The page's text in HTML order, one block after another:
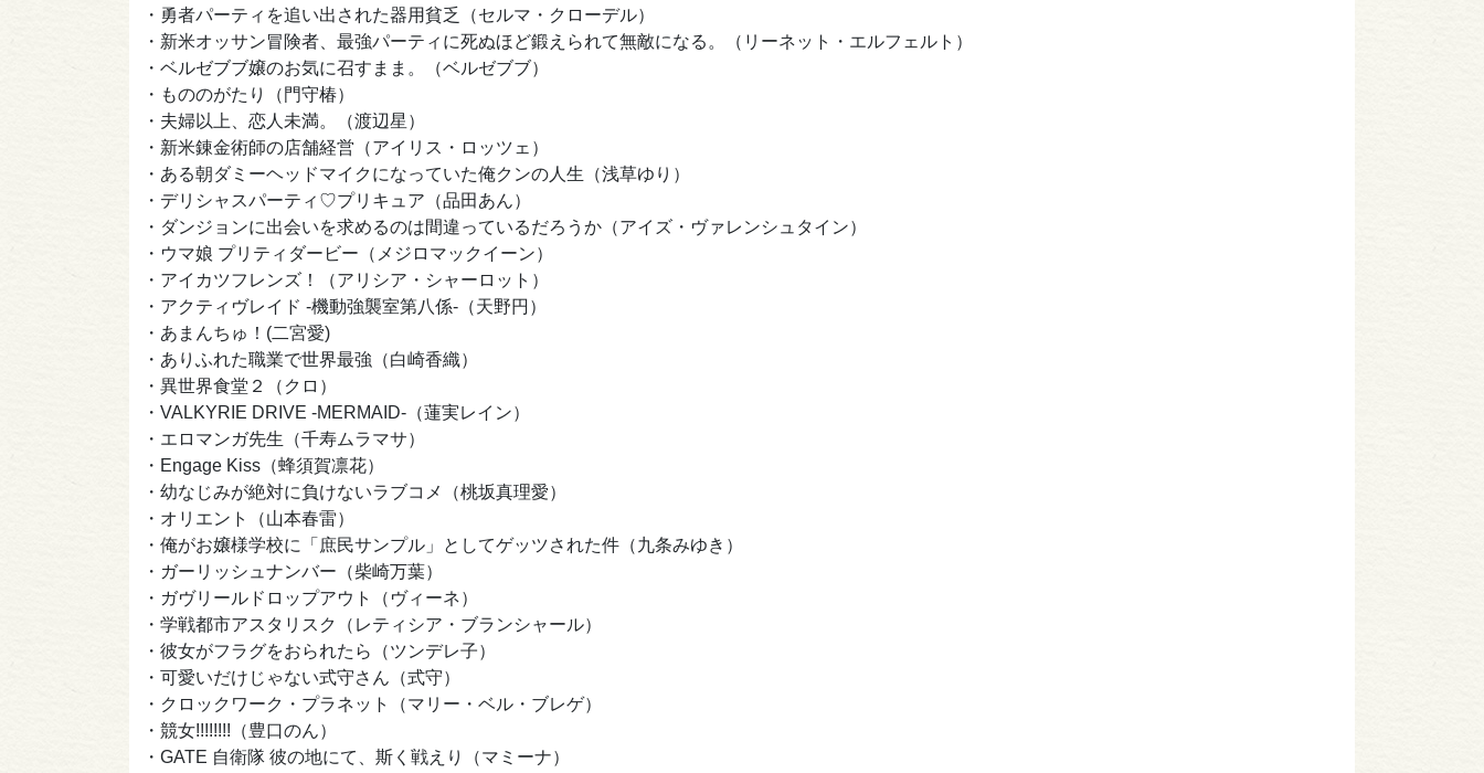
・勇者パーティを追い出された器用貧乏（セルマ・クローデル）
・新米オッサン冒険者、最強パーティに死ぬほど鍛えられて無敵になる。（リーネット・エルフェルト）
・ベルゼブブ嬢のお気に召すまま。（ベルゼブブ）
・もののがたり（門守椿）
・夫婦以上、恋人未満。（渡辺星）
・新米錬金術師の店舗経営（アイリス・ロッツェ）
・ある朝ダミーヘッドマイクになっていた俺クンの人生（浅草ゆり）
・デリシャスパーティ♡プリキュア（品田あん）
・ダンジョンに出会いを求めるのは間違っているだろうか（アイズ・ヴァレンシュタイン）
・ウマ娘 プリティダービー（メジロマックイーン）
・アイカツフレンズ！（アリシア・シャーロット）
・アクティヴレイド -機動強襲室第八係-（天野円）
・あまんちゅ！(二宮愛)
・ありふれた職業で世界最強（白崎香織）
・異世界食堂２（クロ）
・VALKYRIE DRIVE -MERMAID-（蓮実レイン）
・エロマンガ先生（千寿ムラマサ）
・Engage Kiss（蜂須賀凛花）
・幼なじみが絶対に負けないラブコメ（桃坂真理愛）
・オリエント（山本春雷）
・俺がお嬢様学校に「庶民サンプル」としてゲッツされた件（九条みゆき）
・ガーリッシュナンバー（柴崎万葉）
・ガヴリールドロップアウト（ヴィーネ）
・学戦都市アスタリスク（レティシア・ブランシャール）
・彼女がフラグをおられたら（ツンデレ子）
・可愛いだけじゃない式守さん（式守）
・クロックワーク・プラネット（マリー・ベル・ブレゲ）
・競女!!!!!!!!（豊口のん）
・GATE 自衛隊 彼の地にて、斯く戦えり（マミーナ）